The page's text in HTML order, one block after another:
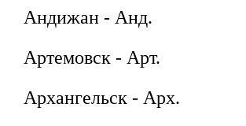
Андижан - Анд.
Артемовск - Арт.
Архангельск - Арх.